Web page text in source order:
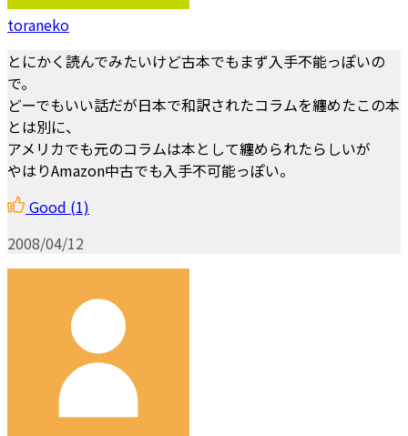
toraneko
とにかく読んでみたいけど古本でもまず入手不能っぽいの
で。
どーでもいい話だが日本で和訳されたコラムを纏めたこの本
とは別に、
アメリカでも元のコラムは本として纏められたらしいが
やはりAmazon中古でも入手不可能っぽい。
Good (1)
2008/04/12